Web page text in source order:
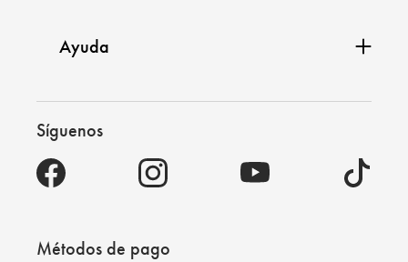
Ayuda
Síguenos
Métodos de pago